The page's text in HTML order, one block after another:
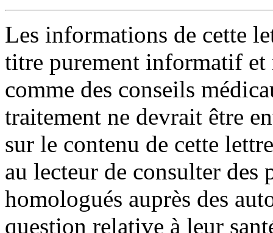
Les informations de cette
titre purement informatif et
comme des conseils
traitement ne devrait être
sur le contenu de cette
au lecteur de consulter des
homologués auprès des
question relative à leur